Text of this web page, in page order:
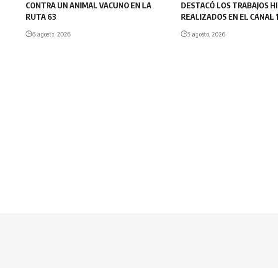
CONTRA UN ANIMAL VACUNO EN LA
RUTA 63
6 agosto, 2026
DESTACÓ LOS TRABAJOS
REALIZADOS EN EL CANAL 1
5 agosto, 2026